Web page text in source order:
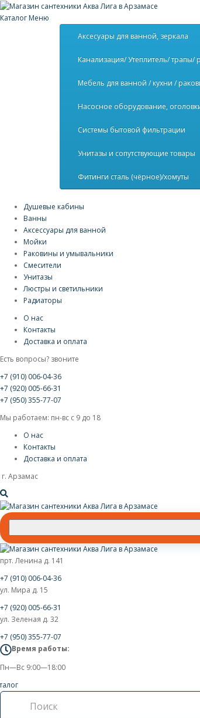
Каталог Меню
Аксесуары для ванной, зеркала
Канализация/ Утеплитель/ трапы/
Мебель для ванной / кухни /
Насосное оборудование,
Системы бытовой фильтрации
Унитазы и сопутствующие товары
Фитинги сталь (чёрное)/хомуты
Душевые кабины
Ванны
Аксессуары для ванной
Мойки
Раковины и умывальники
Смесители
Унитазы
Люстры и светильники
Радиаторы
О нас
Контакты
Доставка и оплата
Есть вопросы? звоните
+7 (910) 006-04-36
+7 (920) 005-66-31
+7 (950) 355-77-07
Мы работаем: пн-вс с 9 до 18
О нас
Контакты
Доставка и оплата
г. Арзамас
прт. Ленина д. 141
+7 (910) 006-04-36
ул. Мира д. 15
+7 (920) 005-66-31
ул. Зеленая д. 32
+7 (950) 355-77-07
Время работы:
Пн—Вс 9:00—18:00